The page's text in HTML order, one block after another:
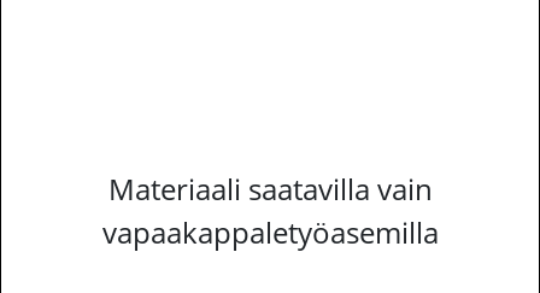
Materiaali saatavilla vain
vapaakappaletyöasemilla